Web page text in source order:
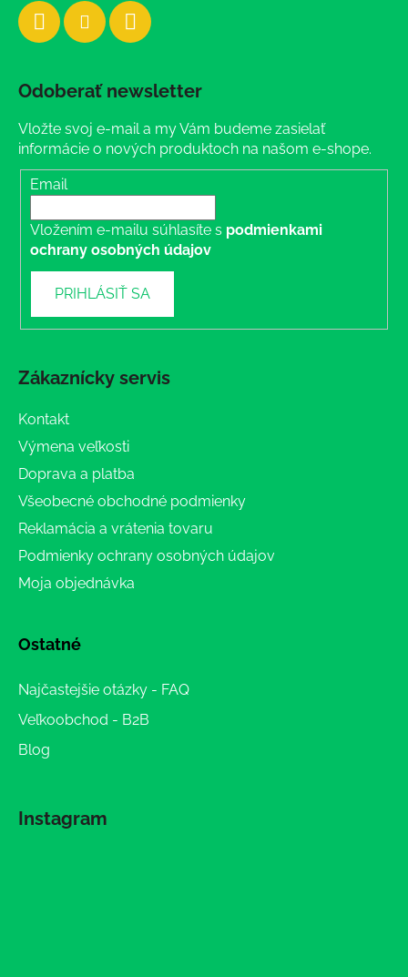
Odoberať newsletter
Vložte svoj e-mail a my Vám budeme zasielať
informácie o nových produktoch na našom e-shope.
Email
Vložením e-mailu súhlasíte s podmienkami
ochrany osobných údajov
PRIHLÁSIŤ SA
Zákaznícky servis
Kontakt
Výmena veľkosti
Doprava a platba
Všeobecné obchodné podmienky
Reklamácia a vrátenia tovaru
Podmienky ochrany osobných údajov
Moja objednávka
Ostatné
Najčastejšie otázky - FAQ
Veľkoobchod - B2B
Blog
Instagram